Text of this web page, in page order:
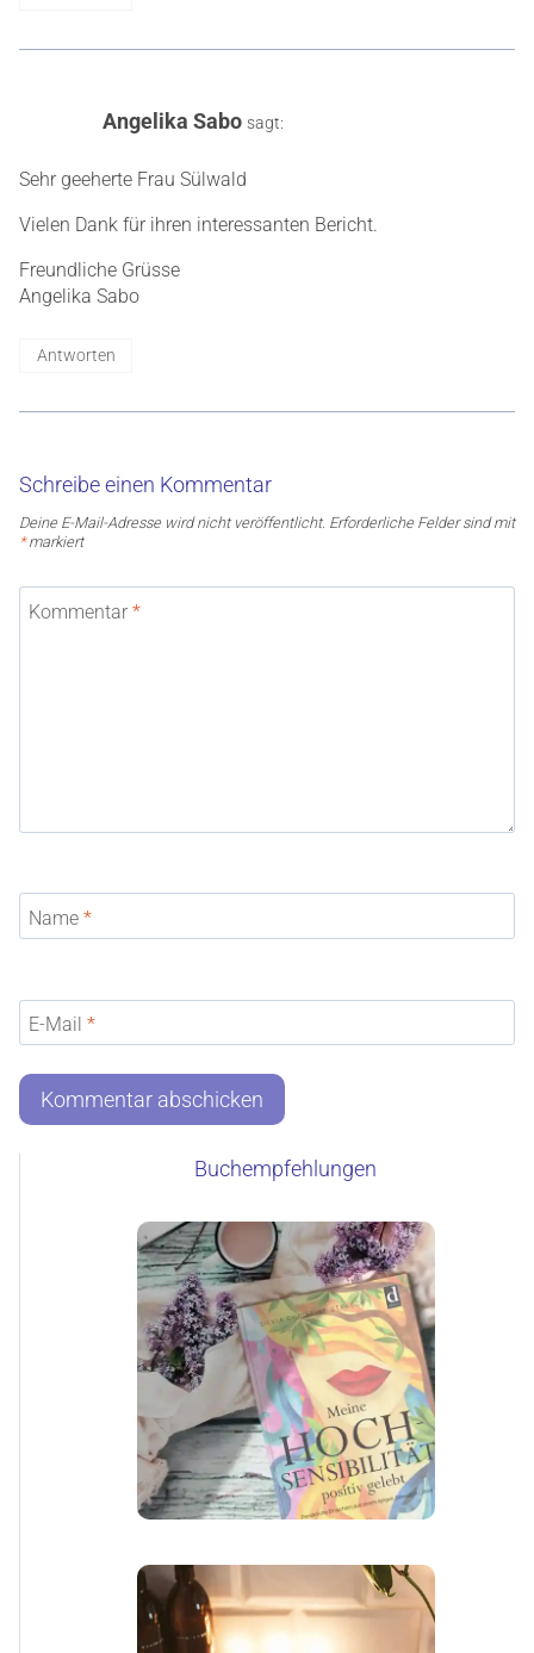
Angelika Sabo sagt:
Sehr geeherte Frau Sülwald
Vielen Dank für ihren interessanten Bericht.
Freundliche Grüsse
Angelika Sabo
Antworten
Schreibe einen Kommentar
Deine E-Mail-Adresse wird nicht veröffentlicht. Erforderliche Felder sind mit
*markiert
Kommentar *
Name *
E-Mail *
Buchempfehlungen